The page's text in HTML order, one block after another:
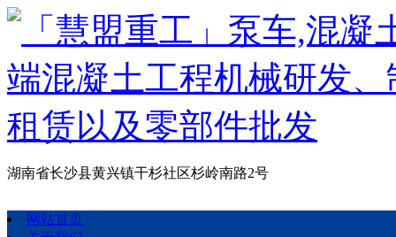
湖南省长沙县黄兴镇干杉社区杉岭南路2号
网站首页